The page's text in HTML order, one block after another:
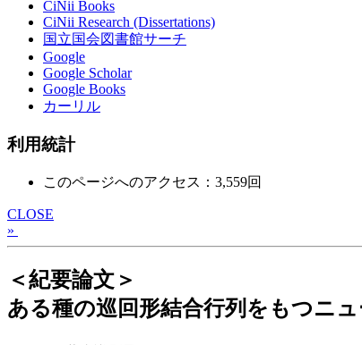
CiNii Books
CiNii Research (Dissertations)
国立国会図書館サーチ
Google
Google Scholar
Google Books
カーリル
利用統計
このページへのアクセス：3,559回
CLOSE
»
＜紀要論文＞
ある種の巡回形結合行列をもつニ